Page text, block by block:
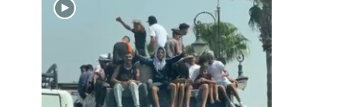
6:42
العثور على جثة سبعيني مدفونة بعد أسابيع من اختفائه الغامض
4:40